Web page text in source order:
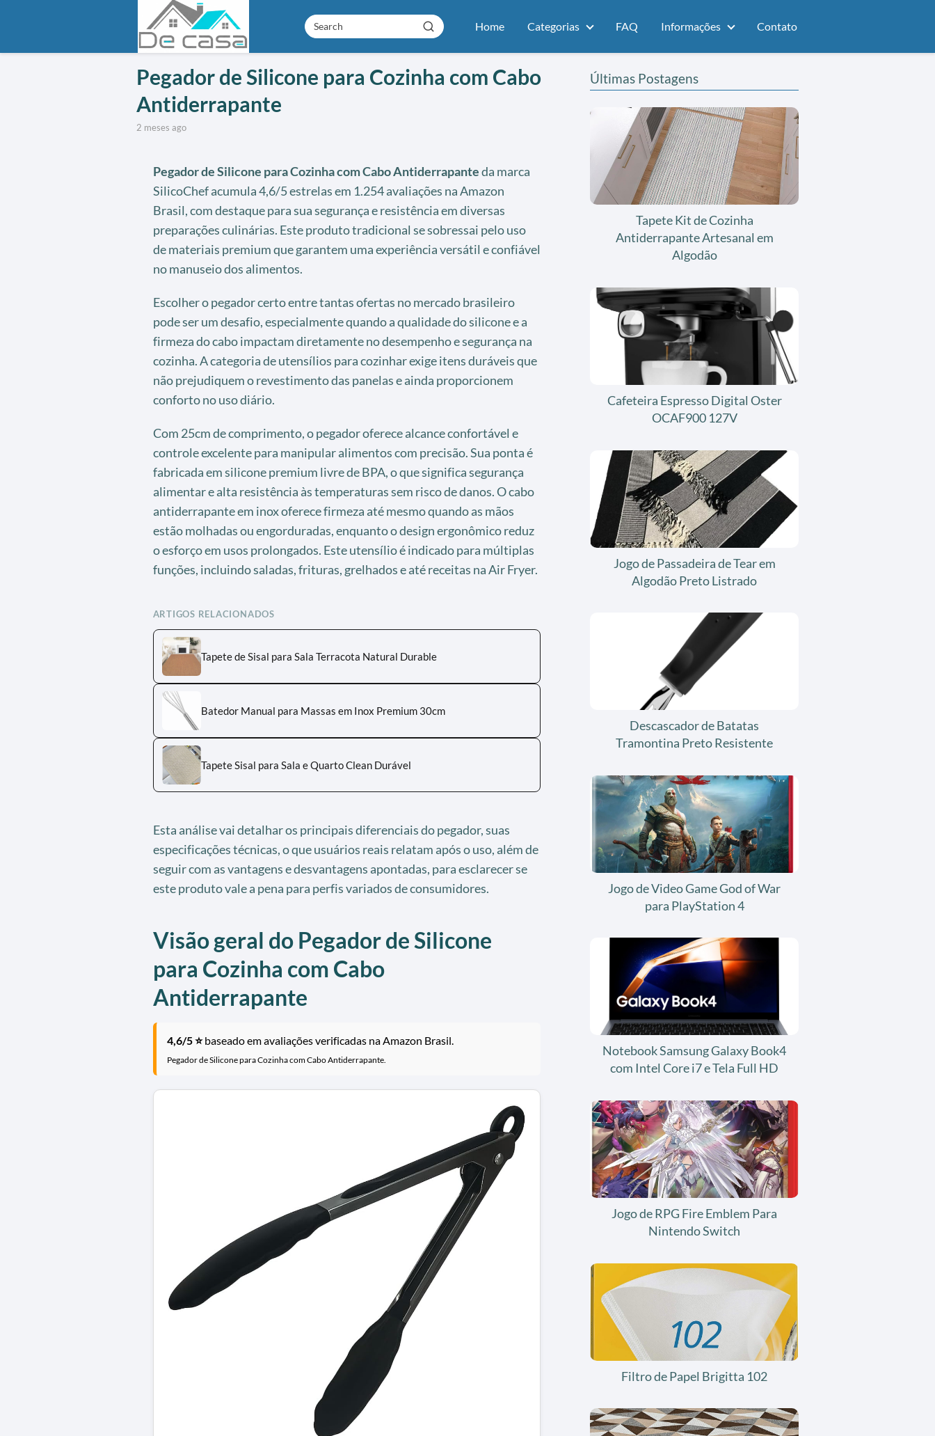
Home Categorias FAQ Informações Contato
Pegador de Silicone para Cozinha com Cabo
Antiderrapante
2 meses ago
Pegador de Silicone para Cozinha com Cabo Antiderrapanteda marca
SilicoChef acumula 4,6/5 estrelas em 1.254 avaliações na Amazon
Brasil, com destaque para sua segurança e resistência em diversas
preparações culinárias. Este produto tradicional se sobressai pelo uso
de materiais premium que garantem uma experiência versátil e confiável
no manuseio dos alimentos.
Escolher o pegador certo entre tantas ofertas no mercado brasileiro
pode ser um desafio, especialmente quando a qualidade do silicone e a
firmeza do cabo impactam diretamente no desempenho e segurança na
cozinha. A categoria de utensílios para cozinhar exige itens duráveis que
não prejudiquem o revestimento das panelas e ainda proporcionem
conforto no uso diário.
Com 25cm de comprimento, o pegador oferece alcance confortável e
controle excelente para manipular alimentos com precisão. Sua ponta é
fabricada em silicone premium livre de BPA, o que significa segurança
alimentar e alta resistência às temperaturas sem risco de danos. O cabo
antiderrapante em inox oferece firmeza até mesmo quando as mãos
estão molhadas ou engorduradas, enquanto o design ergonômico reduz
o esforço em usos prolongados. Este utensílio é indicado para múltiplas
funções, incluindo saladas, frituras, grelhados e até receitas na Air Fryer.
ARTIGOS RELACIONADOS
Tapete de Sisal para Sala Terracota Natural Durable
Batedor Manual para Massas em Inox Premium 30cm
Tapete Sisal para Sala e Quarto Clean Durável
Esta análise vai detalhar os principais diferenciais do pegador, suas
especificações técnicas, o que usuários reais relatam após o uso, além de
seguir com as vantagens e desvantagens apontadas, para esclarecer se
este produto vale a pena para perfis variados de consumidores.
Visão geral do Pegador de Silicone
para Cozinha com Cabo
Antiderrapante
4,6/5 ⭐baseado em avaliações verificadas na Amazon Brasil.
Pegador de Silicone para Cozinha com Cabo Antiderrapante.
Últimas Postagens
Tapete Kit de Cozinha
Antiderrapante Artesanal em
Algodão
Cafeteira Espresso Digital Oster
OCAF900 127V
Jogo de Passadeira de Tear em
Algodão Preto Listrado
Descascador de Batatas
Tramontina Preto Resistente
Jogo de Video Game God of War
para PlayStation 4
Notebook Samsung Galaxy Book4
com Intel Core i7 e Tela Full HD
Jogo de RPG Fire Emblem Para
Nintendo Switch
Filtro de Papel Brigitta 102